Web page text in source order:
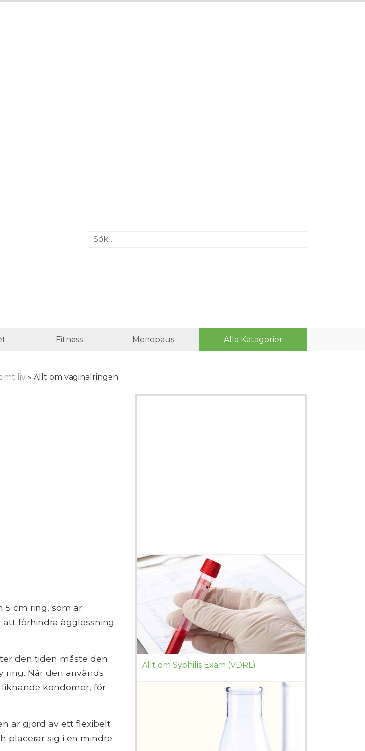
Fitness Menopaus Alla Kategorier
liv» Allt om vaginalringen
5 cm ring, som är
att förhindra ägglossning
den tiden måste den
ring. När den används
kondomer, för
är gjord av ett flexibelt
placerar sig i en mindre
Allt om Syphilis Exam (VDRL)